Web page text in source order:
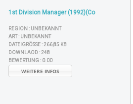
1st Division Manager (1992)(Co
REGION : UNBEKANNT
ART : UNBEKANNT
DATEIGRÖSSE : 266,85 KB
DOWNLAOD :248
BEWERTUNG : 0.00
WEITERE INFOS